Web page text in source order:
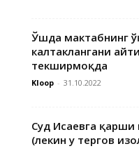
Ўшда мактабнинг
калтаклангани
текширмоқда
Kloop - 31.10.2022
Суд Исаевга
(лекин у тергов